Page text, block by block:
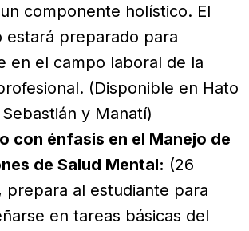
componente holístico. El
estará preparado para
en el campo laboral de la
(Disponible en Hato
Sebastián y Manatí)
con énfasis en el Manejo de
de Salud Mental: (26
prepara al estudiante para
en tareas básicas del